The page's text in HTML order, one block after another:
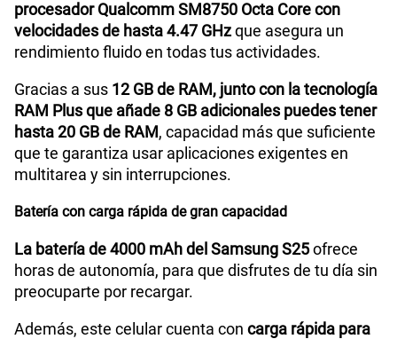
Dimensión 146.9 x 70.5 x 7.2
Carga rápida
VoLTE Sí
procesador Qualcomm SM8750 Octa Core con
velocidades de hasta 4.47 GHzque asegura un
rendimiento fluido en todas tus actividades.
Gracias a sus 12 GB de RAM, junto con la tecnología
RAM Plus que añade 8 GB adicionales puedes tener
hasta 20 GB de RAM, capacidad más que suficiente
que te garantiza usar aplicaciones exigentes en
multitarea y sin interrupciones.
Batería con carga rápida de gran capacidad
La batería de 4000 mAh del Samsung S25ofrece
horas de autonomía, para que disfrutes de tu día sin
preocuparte por recargar.
Además, este celular cuenta con carga rápida para